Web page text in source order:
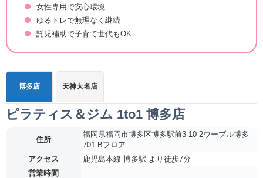
女性専用で安心環境
ゆるトレで無理なく継続
託児補助で子育て世代もOK
博多店 天神大名店
ピラティス＆ジム 1to1 博多店
住所
福岡県福岡市博多区博多駅前3-10-2ウーブル博多
701 Bフロア
アクセス
鹿児島本線 博多駅 より徒歩7分
営業時間